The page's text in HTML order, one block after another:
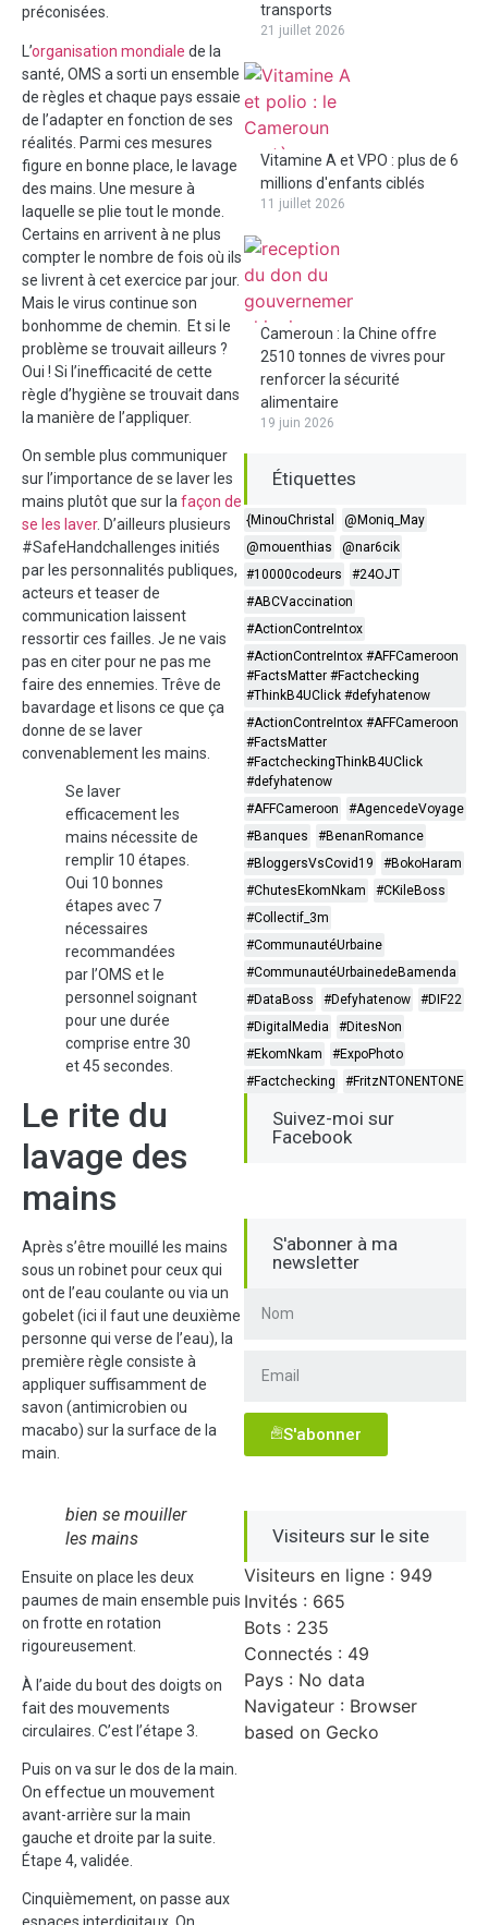
préconisées.
L’organisation mondiale de la
santé, OMS a sorti un ensemble
de règles et chaque pays essaie
de l’adapter en fonction de ses
réalités. Parmi ces mesures
figure en bonne place, le lavage
des mains. Une mesure à
laquelle se plie tout le monde.
Certains en arrivent à ne plus
compter le nombre de fois où ils
se livrent à cet exercice par jour.
Mais le virus continue son
bonhomme de chemin. Et si le
problème se trouvait ailleurs ?
Oui ! Si l’inefficacité de cette
règle d’hygiène se trouvait dans
la manière de l’appliquer.
On semble plus communiquer
sur l’importance de se laver les
mains plutôt que sur la façon de
se les laver. D’ailleurs plusieurs
#SafeHandchallenges initiés
par les personnalités publiques,
acteurs et teaser de
communication laissent
ressortir ces failles. Je ne vais
pas en citer pour ne pas me
faire des ennemies. Trêve de
bavardage et lisons ce que ça
donne de se laver
convenablement les mains.
Se laver
efficacement les
mains nécessite de
remplir 10 étapes.
Oui 10 bonnes
étapes avec 7
nécessaires
recommandées
par l’OMS et le
personnel soignant
pour une durée
comprise entre 30
et 45 secondes.
Le rite du
lavage des
mains
Après s’être mouillé les mains
sous un robinet pour ceux qui
ont de l’eau coulante ou via un
gobelet (ici il faut une deuxième
personne qui verse de l’eau), la
première règle consiste à
appliquer suffisamment de
savon (antimicrobien ou
macabo) sur la surface de la
main.
bien se mouiller
les mains
Ensuite on place les deux
paumes de main ensemble puis
on frotte en rotation
rigoureusement.
À l’aide du bout des doigts on
fait des mouvements
circulaires. C’est l’étape 3.
Puis on va sur le dos de la main.
On effectue un mouvement
avant-arrière sur la main
gauche et droite par la suite.
Étape 4, validée.
Cinquièmement, on passe aux
transports
21 juillet 2026
Vitamine A et VPO : plus de 6
millions d'enfants ciblés
11 juillet 2026
Cameroun : la Chine offre
2510 tonnes de vivres pour
renforcer la sécurité
alimentaire
19 juin 2026
Étiquettes
{MinouChristal
@Moniq_May
@mouenthias
@nar6cik
#10000codeurs
#24OJT
#ABCVaccination
#ActionContreIntox
#ActionContreIntox #AFFCameroon
#FactsMatter #Factchecking
#ThinkB4UClick #defyhatenow
#ActionContreIntox #AFFCameroon
#FactsMatter
#FactcheckingThinkB4UClick
#defyhatenow
#AFFCameroon
#AgencedeVoyage
#Banques
#BenanRomance
#BloggersVsCovid19
#BokoHaram
#ChutesEkomNkam
#CKileBoss
#Collectif_3m
#CommunautéUrbaine
#CommunautéUrbainedeBamenda
#DataBoss
#Defyhatenow
#DIF22
#DigitalMedia
#DitesNon
#EkomNkam
#ExpoPhoto
#Factchecking
#FritzNTONENTONE
Suivez-moi sur
Facebook
S'abonner à ma
newsletter
S'abonner
Visiteurs sur le site
Visiteurs en ligne : 949
Invités : 665
Bots : 235
Connectés : 49
Pays : No data
Navigateur : Browser
based on Gecko